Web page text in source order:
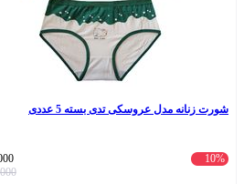
شورت زنانه مدل عروسکی تدی بسته 5 عددی
10%